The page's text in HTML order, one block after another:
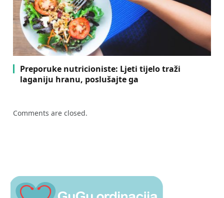
Preporuke nutricioniste: Ljeti tijelo traži
laganiju hranu, poslušajte ga
Comments are closed.